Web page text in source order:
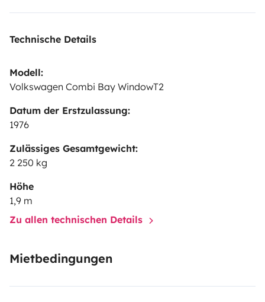
Technische Details
Modell:
Volkswagen Combi Bay WindowT2
Datum der Erstzulassung:
1976
Zulässiges Gesamtgewicht:
2 250 kg
Höhe
1,9 m
Zu allen technischen Details
Mietbedingungen